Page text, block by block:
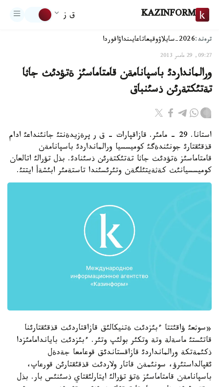
KAZINFORM ق ز
ترەند:2026-سايلاۋ وقيعاتاعايىنداۋاقوردا
09:27, 29 مامىر 2013
ورالمانداردئ باسپانامةن قامتاماسئز ةتؤدئث جاثا
تةتئكتةرئن ذسئنباق
استانا. 29 - مامئر. قازاقپارات - ق ر پرةزيدةنتئ جانئنداعئ ادام
قذقئقتارئ جونئندةگئ كوميسسيا ورالمانداردئ باسپانامةن
قامتاماسئز ةتؤدئث جاثا تةتئكتةرئن ذسئنادئ. بذل تؤرالئ اتالعان
كوميسسيانئث كةثةيتئلگةن وتئرئسئندا تاستةمئر ابئشةأ ايتتئ.
«سوثعئ ؤاقئتتا ءبئزدئث ةتنيكالئق قازاقتاردئث قذقئقتارئنا
قاتئستئ ماسةلة وتة وتكئر بولئپ وتئر. ءبئزدئث باياندامامئزدا
ذكئمةتكة ورالمانداردئ قازاقستاندئق قوعامعا جةدةل
ئقپالداستئرؤ، سونئمةن قاتار ولاردئث قذقئقتارئن قورعاپ،
باسپانامةن قامتاماسئز ةتؤ تؤرالئ ايتارلئقتاي ذسئنئس بار. بذل